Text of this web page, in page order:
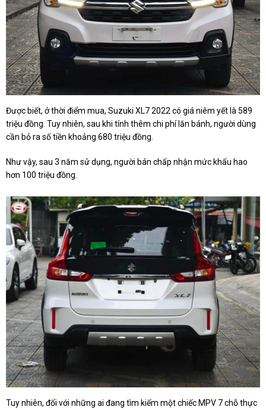
Được biết, ở thời điểm mua, Suzuki XL7 2022 có giá niêm yết là 589
triệu đồng. Tuy nhiên, sau khi tính thêm chi phí lăn bánh, người dùng
cần bỏ ra số tiền khoảng 680 triệu đồng.
Như vậy, sau 3 năm sử dụng, người bán chấp nhận mức khấu hao
hơn 100 triệu đồng.
Tuy nhiên, đối với những ai đang tìm kiếm một chiếc MPV 7 chỗ thực